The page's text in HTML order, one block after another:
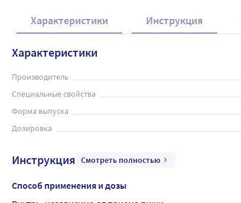
Характеристики Инструкция
Характеристики
Производитель
Специальные свойства
Форма выпуска
Дозировка
Инструкция Смотреть полностью
Способ применения и дозы